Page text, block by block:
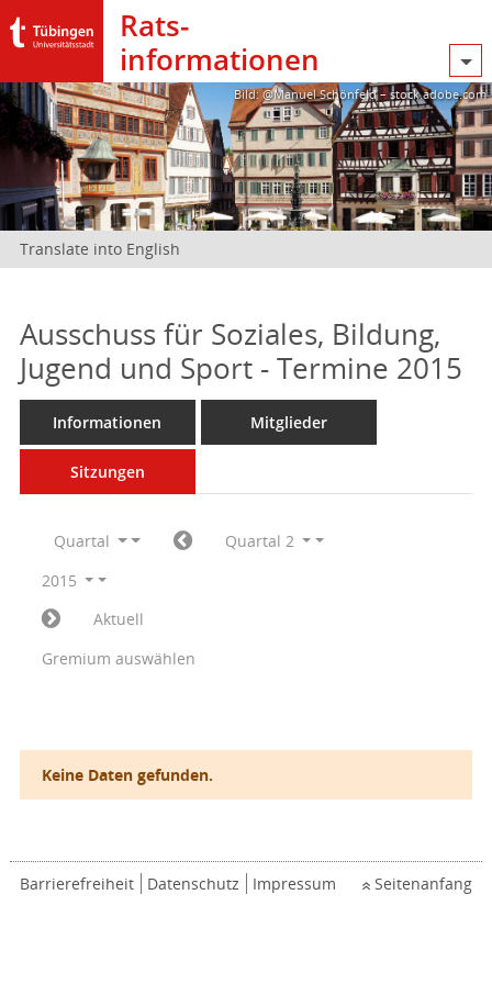
Rats­
informationen
Bild: @Manuel Schönfeld – stock.adobe.com
Translate into English
Ausschuss für Soziales, Bildung,
Jugend und Sport - Termine 2015
Informationen Mitglieder
Sitzungen
Quartal
Quartal 2
2015
Aktuell
Gremium auswählen
Keine Daten gefunden.
Barrierefreiheit Datenschutz Impressum Seitenanfang